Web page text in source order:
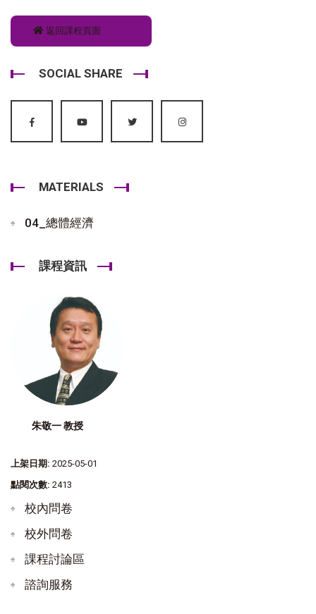
返回課程頁面
SOCIAL SHARE
MATERIALS
04_總體經濟
課程資訊
朱敬一 教授
上架日期: 2025-05-01
點閱次數: 2413
校內問卷
校外問卷
課程討論區
諮詢服務